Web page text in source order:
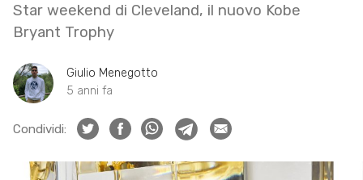
Star weekend di Cleveland, il nuovo Kobe
Bryant Trophy
Giulio Menegotto
5 anni fa
Condividi: